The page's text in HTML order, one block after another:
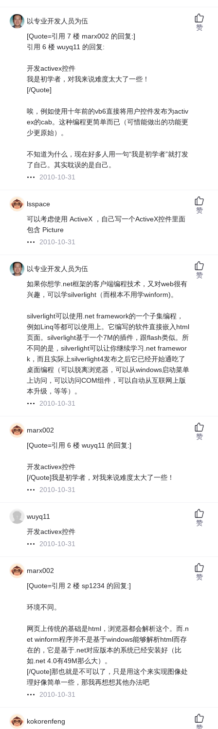
以专业开发人员为伍
[Quote=引用 7 楼 marx002 的回复:]
引用 6 楼 wuyq11 的回复:
开发activex控件
我是初学者，对我来说难度太大了一些！
[/Quote]
唉，例如使用十年前的vb6直接将用户控件发布为activ
ex的cab。这种编程更简单而已（可惜能做出的功能更
少更原始）。
不知道为什么，现在好多人用一句“我是初学者”就打发
了自己。其实耽误的是自己。
2010-10-31
赞
lsspace
可以考虑使用 ActiveX ，自己写一个ActiveX控件里面
包含 Picture
2010-10-31
赞
以专业开发人员为伍
如果你想学.net框架的客户端编程技术，又对web很有
兴趣，可以学silverlight（而根本不用学winform)。
silverlight可以使用.net framework的一个子集编程，
例如Linq等都可以使用上。它编写的软件直接嵌入html
页面。silverlight基于一个7M的插件，跟flash类似。所
不同的是，silverlight可以让你继续学习.net framewor
k，而且实际上silverlight4发布之后它已经开始通吃了
桌面编程（可以脱离浏览器，可以从windows启动菜单
上访问，可以访问COM组件，可以自动从互联网上版
本升级，等等）。
2010-10-31
赞
marx002
[Quote=引用 6 楼 wuyq11 的回复:]
开发activex控件
[/Quote]我是初学者，对我来说难度太大了一些！
2010-10-31
赞
wuyq11
开发activex控件
2010-10-31
赞
marx002
[Quote=引用 2 楼 sp1234 的回复:]
环境不同。
网页上传统的基础是html，浏览器都会解析这个。而.n
et winform程序并不是基于windows能够解析html而存
在的，它是基于.net对应版本的系统已经安装好（比
如.net 4.0有49M那么大）。
[/Quote]那也就是不可以了，只是用这个来实现图像处
理好像简单一些，那我再想想其他办法吧
2010-10-31
赞
kokorenfeng
赞